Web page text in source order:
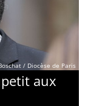
/ Diocèse de Paris
aux